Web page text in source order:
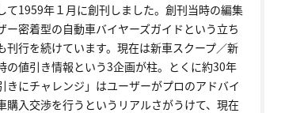
て1959年１月に創刊しました。創刊当時の編集
ー密着型の自動車バイヤーズガイドという立ち
刊行を続けています。現在は新車スクープ／新
の値引き情報という3企画が柱。とくに約30年
きにチャレンジ」はユーザーがプロのアドバイ
購入交渉を行うというリアルさがうけて、現在